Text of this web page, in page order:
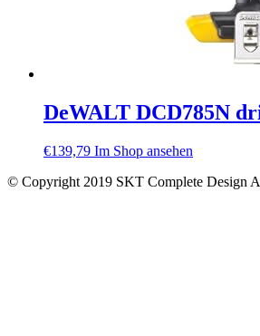
DeWALT DCD785N
€139,79 Im Shop ansehen
© Copyright 2019 SKT Complete Design